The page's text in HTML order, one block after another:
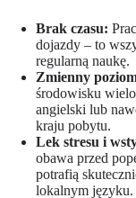
Brak czasu:
dojazdy – to
regularną naukę.
Zmienny
środowisku
angielski lub
kraju pobytu.
Lek stresu i
obawa przed
potrafią
lokalnym języku.